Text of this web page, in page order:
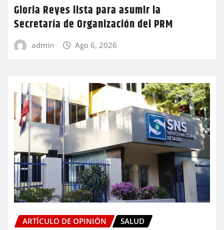
Gloria Reyes lista para asumir la
Secretaría de Organización del PRM
admin Ago 6, 2026
ARTÍCULO DE OPINIÓN SALUD